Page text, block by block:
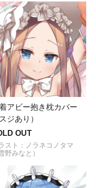
アビー抱き枕カバー
スジあり）
OUT
スト：ノラネコノタマ
野みなと）